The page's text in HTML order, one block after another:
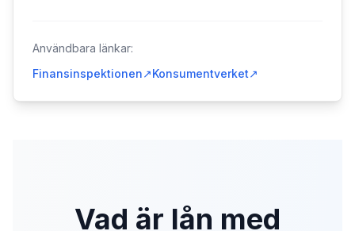
Användbara länkar:
Finansinspektionen↗Konsumentverket↗
Vad är lån med